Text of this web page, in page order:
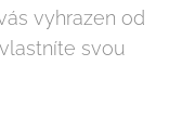
vyhrazen od
svou